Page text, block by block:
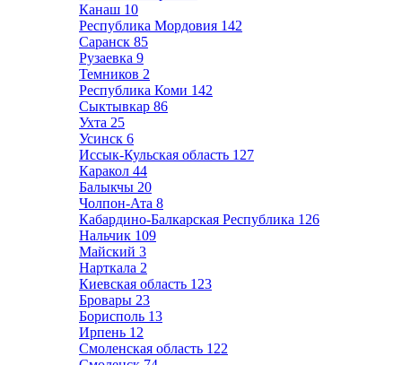
Канаш 10
Республика Мордовия 142
Саранск 85
Рузаевка 9
Темников 2
Республика Коми 142
Сыктывкар 86
Ухта 25
Усинск 6
Иссык-Кульская область 127
Каракол 44
Балыкчы 20
Чолпон-Ата 8
Кабардино-Балкарская Республика 126
Нальчик 109
Майский 3
Нарткала 2
Киевская область 123
Бровары 23
Борисполь 13
Ирпень 12
Смоленская область 122